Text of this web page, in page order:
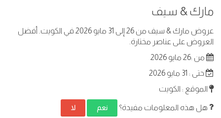
مارك & سيف
عروض مارك & سيف من 26 إلى 31 مايو 2026 في الكويت. أفضل
العروض على عناصر مختارة.
من :26 مايو 2026
حتى : 31 مايو 2026
الموقع : الكويت
هل هذه المعلومات مفيدة؟ نعم لا